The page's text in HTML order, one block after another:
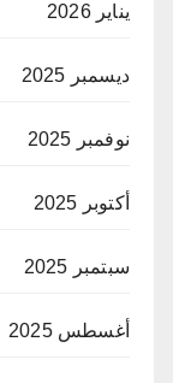
يناير 2026
ديسمبر 2025
نوفمبر 2025
أكتوبر 2025
سبتمبر 2025
أغسطس 2025